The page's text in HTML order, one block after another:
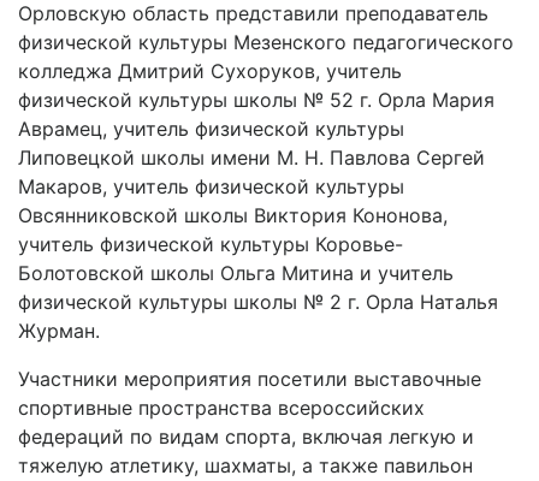
Орловскую область представили преподаватель
физической культуры Мезенского педагогического
колледжа Дмитрий Сухоруков, учитель
физической культуры школы № 52 г. Орла Мария
Аврамец, учитель физической культуры
Липовецкой школы имени М. Н. Павлова Сергей
Макаров, учитель физической культуры
Овсянниковской школы Виктория Кононова,
учитель физической культуры Коровье-
Болотовской школы Ольга Митина и учитель
физической культуры школы № 2 г. Орла Наталья
Журман.
Участники мероприятия посетили выставочные
спортивные пространства всероссийских
федераций по видам спорта, включая легкую и
тяжелую атлетику, шахматы, а также павильон